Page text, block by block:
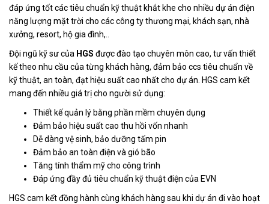
đáp ứng tốt các tiêu chuẩn kỹ thuật khắt khe cho nhiều dự án điện
năng lượng mặt trời cho các công ty thương mại, khách sạn, nhà
xưởng, resort, hộ gia đình,..
Đội ngũ kỹ sư của HGS được đào tạo chuyên môn cao, tư vấn thiết
kế theo nhu cầu của từng khách hàng, đảm bảo ccs tiêu chuẩn về
kỹ thuật, an toàn, đạt hiệu suất cao nhất cho dự án. HGS cam kết
mang đến nhiều giá trị cho người sử dụng:
Thiết kế quản lý bằng phần mềm chuyên dụng
Đảm bảo hiệu suất cao thu hồi vốn nhanh
Dễ dàng vệ sinh, bảo dưỡng tấm pin
Đảm bảo an toàn điện và gió bão
Tăng tính thẩm mỹ cho công trình
Đáp ứng đầy đủ tiêu chuẩn kỹ thuật điện của EVN
HGS cam kết đồng hành cùng khách hàng sau khi dự án đi vào hoạt